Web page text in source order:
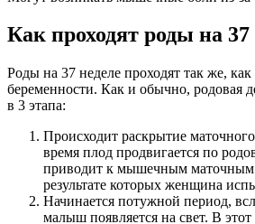
Как проходят роды на 37
Роды на 37 неделе проходят так же,
беременности. Как и обычно, родовая
в 3 этапа:
Происходит раскрытие
время плод продвигается по
приводит к мышечным маточным
результате которых женщина
Начинается потужной период,
малыш появляется на свет. В